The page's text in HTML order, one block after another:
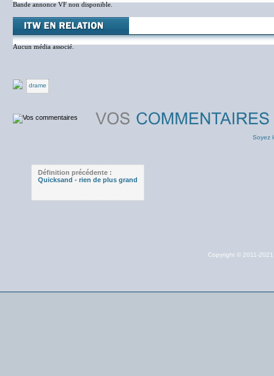
Bande annonce VF non disponible.
Aucun média associé.
drame
Soyez
Définition précédente :
Quicksand - rien de plus grand
Copyright © 2011-